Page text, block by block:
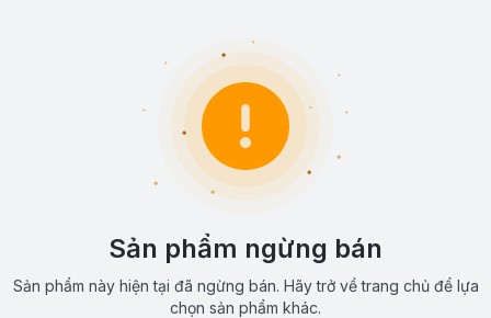
Sản phẩm ngừng bán
Sản phẩm này hiện tại đã ngừng bán. Hãy trở về trang chủ để lựa
chọn sản phẩm khác.